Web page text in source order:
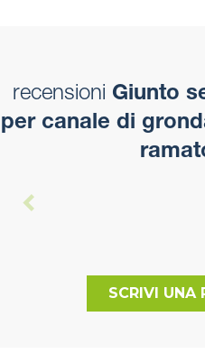
recensioni Giunto
per canale di
SCRIVI UNA